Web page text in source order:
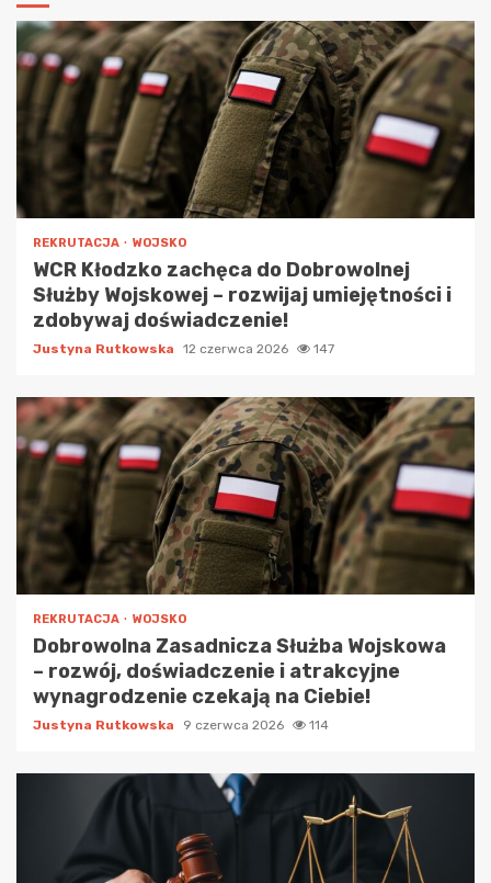
REKRUTACJA WOJSKO
WCR Kłodzko zachęca do Dobrowolnej
Służby Wojskowej – rozwijaj umiejętności i
zdobywaj doświadczenie!
Justyna Rutkowska 12 czerwca 2026 147
REKRUTACJA WOJSKO
Dobrowolna Zasadnicza Służba Wojskowa
– rozwój, doświadczenie i atrakcyjne
wynagrodzenie czekają na Ciebie!
Justyna Rutkowska 9 czerwca 2026 114